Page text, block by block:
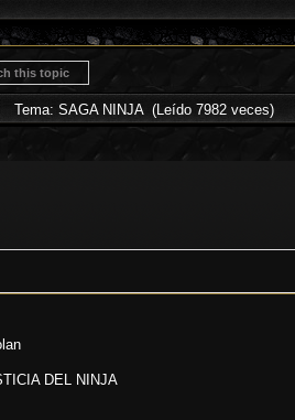
this topic
Tema: SAGA NINJA (Leído 7982 veces)
DEL NINJA